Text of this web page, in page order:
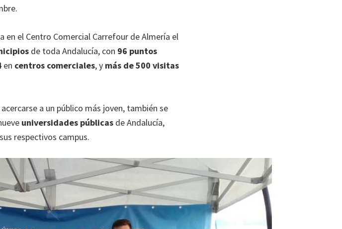
en el Centro Comercial Carrefour de Almería el
de toda Andalucía, con 96 puntos
en centros comerciales, y más de 500 visitas
a un público más joven, también se
universidades públicas de Andalucía,
respectivos campus.